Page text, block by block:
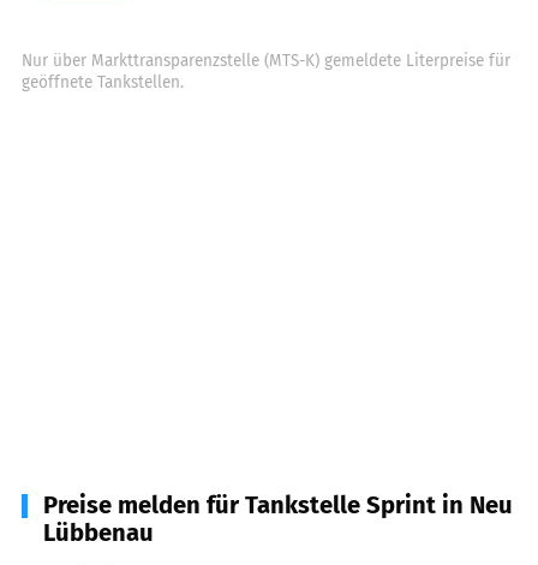
Nur über Markttransparenzstelle (MTS-K) gemeldete Literpreise für
geöffnete Tankstellen.
Preise melden für Tankstelle Sprint in Neu
Lübbenau